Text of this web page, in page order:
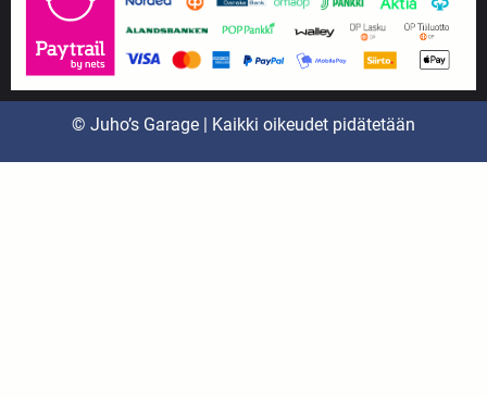
© Juho’s Garage | Kaikki oikeudet pidätetään